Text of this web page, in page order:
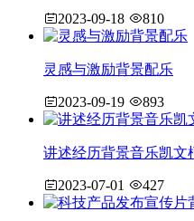
2023-09-18 810
灵感与激励背景配乐
2023-09-19 893
讲述经历背景音乐凯文
2023-07-01 427